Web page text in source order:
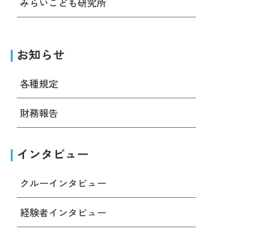
お知らせ
各種規定
財務報告
インタビュー
クルーインタビュー
経験者インタビュー